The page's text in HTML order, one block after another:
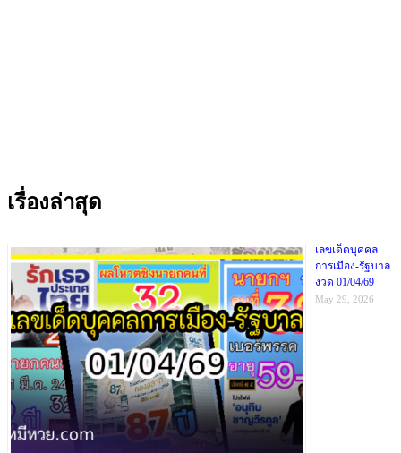
เรื่องล่าสุด
เลขเด็ดบุคคล
การเมือง-รัฐบาล
งวด 01/04/69
May 29, 2026